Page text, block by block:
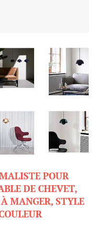
POUR
DE CHEVET,
MANGER, STYLE